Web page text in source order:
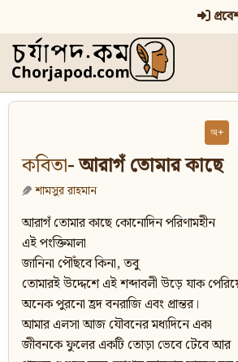
অ+
কবিতা- আরাগঁ তোমার কাছে
শামসুর রাহমান
আরাগঁ তোমার কাছে কোনোদিন পরিণামহীন
এই পংক্তিমালা
জানিনা পৌঁছবে কিনা, তবু
তোমারই উদ্দেশে এই শব্দাবলী উড়ে যাক
অনেক পুরনো হ্রদ বনরাজি এবং প্রান্তর।
আমার এলসা আজ যৌবনের মধ্যদিনে একা
জীবনকে ফুলের একটি তোড়া ভেবে টেবে আর